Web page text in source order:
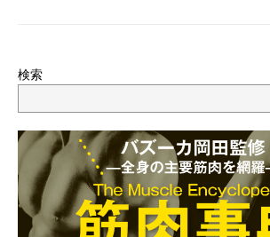
検索